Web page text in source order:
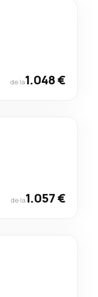
de la1.048 €
de la1.057 €